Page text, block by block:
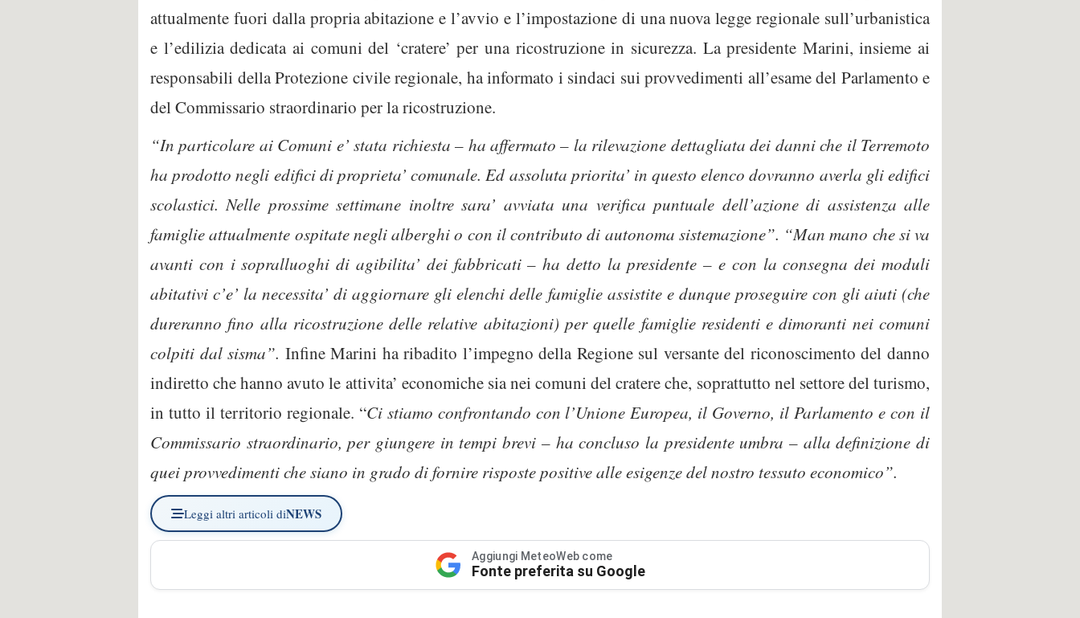
attualmente fuori dalla propria abitazione e l’avvio e l’impostazione di una nuova legge regionale sull’urbanistica
e l’edilizia dedicata ai comuni del ‘cratere’ per una ricostruzione in sicurezza. La presidente Marini, insieme ai
responsabili della Protezione civile regionale, ha informato i sindaci sui provvedimenti all’esame del Parlamento e
del Commissario straordinario per la ricostruzione.
“In particolare ai Comuni e’ stata richiesta – ha affermato – la rilevazione dettagliata dei danni che il Terremoto
ha prodotto negli edifici di proprieta’ comunale. Ed assoluta priorita’ in questo elenco dovranno averla gli edifici
scolastici. Nelle prossime settimane inoltre sara’ avviata una verifica puntuale dell’azione di assistenza alle
famiglie attualmente ospitate negli alberghi o con il contributo di autonoma sistemazione”. “Man mano che si va
avanti con i sopralluoghi di agibilita’ dei fabbricati – ha detto la presidente – e con la consegna dei moduli
abitativi c’e’ la necessita’ di aggiornare gli elenchi delle famiglie assistite e dunque proseguire con gli aiuti (che
dureranno fino alla ricostruzione delle relative abitazioni) per quelle famiglie residenti e dimoranti nei comuni
colpiti dal sisma”. Infine Marini ha ribadito l’impegno della Regione sul versante del riconoscimento del danno
indiretto che hanno avuto le attivita’ economiche sia nei comuni del cratere che, soprattutto nel settore del turismo,
in tutto il territorio regionale. “Ci stiamo confrontando con l’Unione Europea, il Governo, il Parlamento e con il
Commissario straordinario, per giungere in tempi brevi – ha concluso la presidente umbra – alla definizione di
quei provvedimenti che siano in grado di fornire risposte positive alle esigenze del nostro tessuto economico”.
Leggi altri articoli diNEWS
Aggiungi MeteoWeb come
Fonte preferita su Google